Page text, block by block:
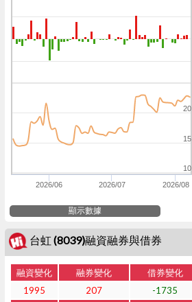
2026/06 2026/07 2026/08
10
15
20
顯示數據
台虹 (8039)融資融券與借券
融資變化 融券變化 借券變化
1995
207 -1735